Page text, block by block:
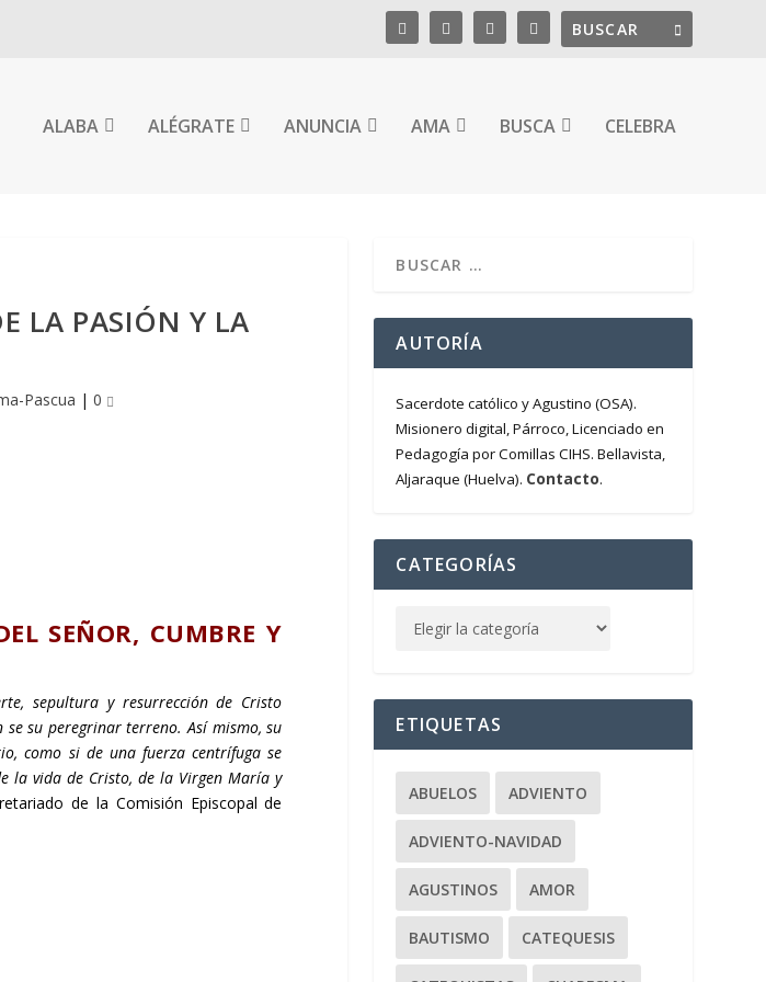
ALABA ALÉGRATE ANUNCIA AMA BUSCA CELEBRA
LA PASIÓN Y LA
Pascua |0
SEÑOR, CUMBRE Y
sepultura y resurrección de Cristo
su peregrinar terreno. Así mismo, su
como si de una fuerza centrífuga se
la vida de Cristo, de la Virgen María y
de la Comisión Episcopal de
AUTORÍA
Sacerdote católico y Agustino (OSA).
Misionero digital, Párroco, Licenciado en
Pedagogía por Comillas CIHS. Bellavista,
Aljaraque (Huelva). Contacto.
CATEGORÍAS
ETIQUETAS
ABUELOS ADVIENTO
ADVIENTO-NAVIDAD
AGUSTINOS AMOR
BAUTISMO CATEQUESIS